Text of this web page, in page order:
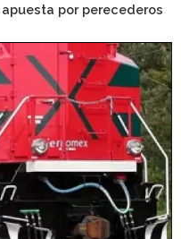
por perecederos